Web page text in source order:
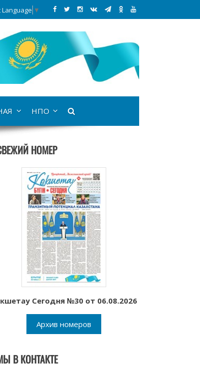
Language ▼
НПО
НОМЕР
Сегодня №30 от 06.08.2026
Архив номеров
В КОНТАКТЕ